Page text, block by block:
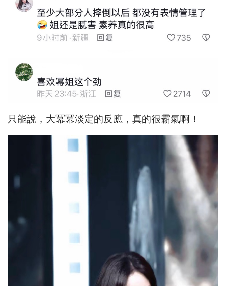
只能說，大冪冪淡定的反應，真的很霸氣啊！